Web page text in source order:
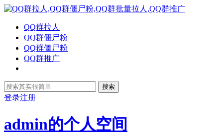
QQ群拉人
QQ群僵尸粉
QQ群僵尸粉
QQ群推广
搜索
登录注册
admin的个人空间